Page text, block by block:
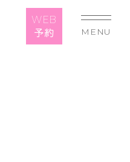
WEB
予約 MENU